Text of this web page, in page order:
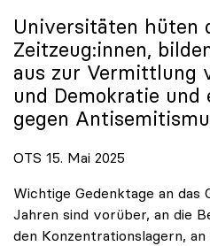
Universitäten hüten
Zeitzeug:innen,
aus zur Vermittlung
und Demokratie und
gegen
OTS 15. Mai 2025
Wichtige Gedenktage an das
Jahren sind vorüber, an die
den Konzentrationslagern,